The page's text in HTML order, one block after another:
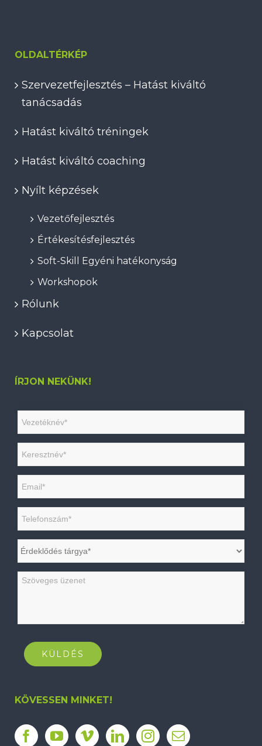
OLDALTÉRKÉP
Szervezetfejlesztés – Hatást kiváltó
tanácsadás
Hatást kiváltó tréningek
Hatást kiváltó coaching
Nyílt képzések
Vezetőfejlesztés
Értékesítésfejlesztés
Soft-Skill Egyéni hatékonyság
Workshopok
Rólunk
Kapcsolat
ÍRJON NEKÜNK!
KÖVESSEN MINKET!